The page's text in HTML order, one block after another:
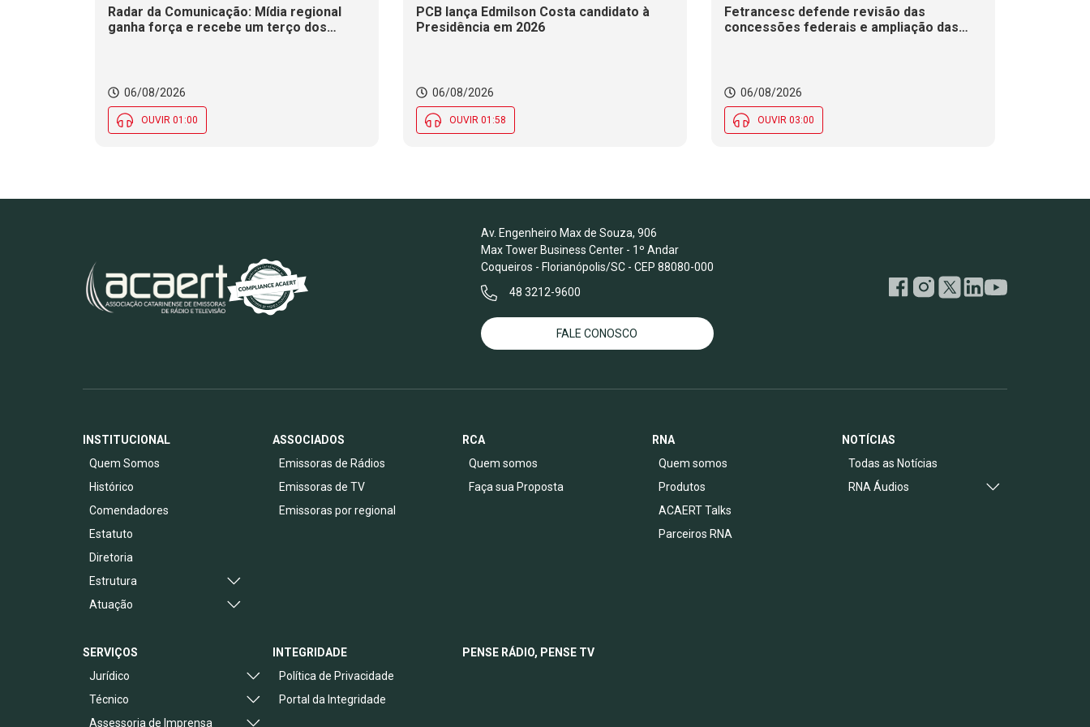
Radar da Comunicação: Mídia regional
ganha força e recebe um terço dos
06/08/2026
OUVIR 01:00
PCB lança Edmilson Costa candidato à
Presidência em 2026
06/08/2026
OUVIR 01:58
Fetrancesc defende revisão das
concessões federais e ampliação das
06/08/2026
OUVIR 03:00
Av. Engenheiro Max de Souza, 906
Max Tower Business Center - 1º Andar
Coqueiros - Florianópolis/SC - CEP 88080-000
48 3212-9600
FALE CONOSCO
INSTITUCIONAL
Quem Somos
Histórico
Comendadores
Estatuto
Diretoria
Estrutura
Atuação
ASSOCIADOS
Emissoras de Rádios
Emissoras de TV
Emissoras por regional
RCA
Quem somos
Faça sua Proposta
RNA
Quem somos
Produtos
ACAERT Talks
Parceiros RNA
NOTÍCIAS
Todas as Notícias
RNA Áudios
SERVIÇOS
Jurídico
Técnico
Assessoria de Imprensa
INTEGRIDADE
Política de Privacidade
Portal da Integridade
PENSE RÁDIO, PENSE TV